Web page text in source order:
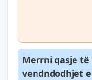
Merrni qasje
vendndodhjet